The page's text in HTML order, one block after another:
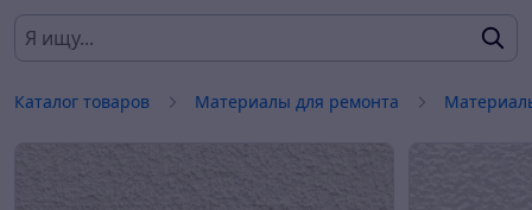
Каталог товаров Материалы для ремонта